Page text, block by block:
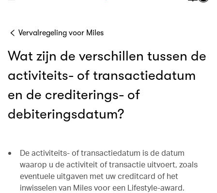
Vervalregeling voor Miles
Wat zijn de verschillen tussen de
activiteits- of transactiedatum
en de crediterings- of
debiteringsdatum?
De activiteits- of transactiedatum is de datum
waarop u de activiteit of transactie uitvoert, zoals
eventuele uitgaven met uw creditcard of het
inwisselen van Miles voor een Lifestyle-award.